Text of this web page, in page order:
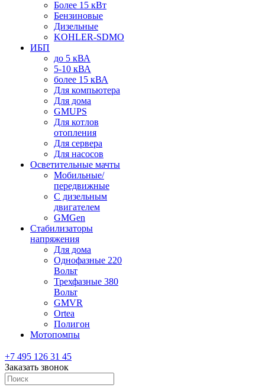
Более 15 кВт
Бензиновые
Дизельные
KOHLER-SDMO
ИБП
до 5 кВА
5-10 кВА
более 15 кВА
Для компьютера
Для дома
GMUPS
Для котлов
отопления
Для сервера
Для насосов
Осветительные мачты
Мобильные/
передвижные
С дизельным
двигателем
GMGen
Стабилизаторы
напряжения
Для дома
Однофазные 220
Вольт
Трехфазные 380
Вольт
GMVR
Ortea
Полигон
Мотопомпы
+7 495 126 31 45
Заказать звонок